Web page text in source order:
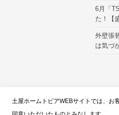
6月「
た！【
外壁張
は気づ
土屋ホームトピアWEBサイトでは、お